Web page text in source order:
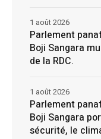
Parlement
Boji Sangara
de la RDC.
1 août 2026
Parlement
Boji Sangara
sécurité, le
1 août 2026